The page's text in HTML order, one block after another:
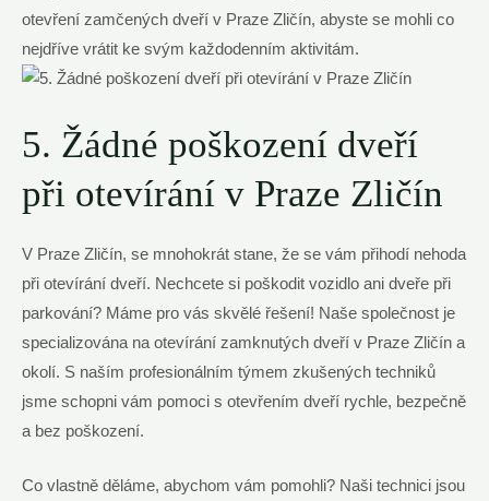
otevření zamčených dveří v Praze Zličín, abyste se mohli co
nejdříve vrátit ke svým každodenním aktivitám.
5. Žádné poškození dveří
při otevírání v Praze Zličín
V Praze Zličín, se mnohokrát stane, že se vám přihodí nehoda
při otevírání dveří. Nechcete si poškodit vozidlo ani dveře při
parkování? Máme pro vás skvělé řešení! Naše společnost je
specializována na otevírání zamknutých dveří v Praze Zličín a
okolí. S naším profesionálním týmem zkušených techniků
jsme schopni vám pomoci s otevřením dveří rychle, bezpečně
a bez poškození.
Co vlastně děláme, abychom vám pomohli? Naši technici jsou